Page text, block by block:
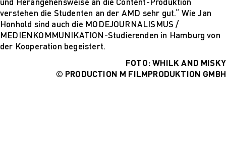
verstehen die Studenten an der AMD sehr gut.“ Wie Jan
Honhold sind auch die MODEJOURNALISMUS /
MEDIENKOMMUNIKATION-Studierenden in Hamburg von
der Kooperation begeistert.
FOTO: WHILK AND MISKY
© PRODUCTION M FILMPRODUKTION GMBH